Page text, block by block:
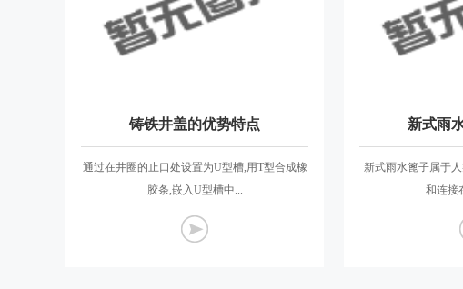
铸铁井盖的优势特点
通过在井圈的止口处设置为U型槽,用T型合成橡
胶条,嵌入U型槽中...
新式雨
新式雨水篦子属于
和连接